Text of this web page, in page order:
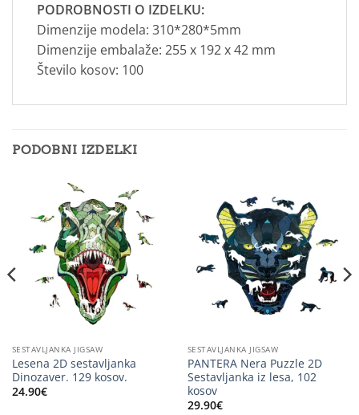
PODROBNOSTI O IZDELKU:
Dimenzije modela: 310*280*5mm
Dimenzije embalaže: 255 x 192 x 42 mm
Število kosov: 100
PODOBNI IZDELKI
SESTAVLJANKA JIGSAW
Lesena 2D sestavljanka
Dinozaver. 129 kosov.
24.90€
SESTAVLJANKA JIGSAW
PANTERA Nera Puzzle 2D
Sestavljanka iz lesa, 102
kosov
29.90€